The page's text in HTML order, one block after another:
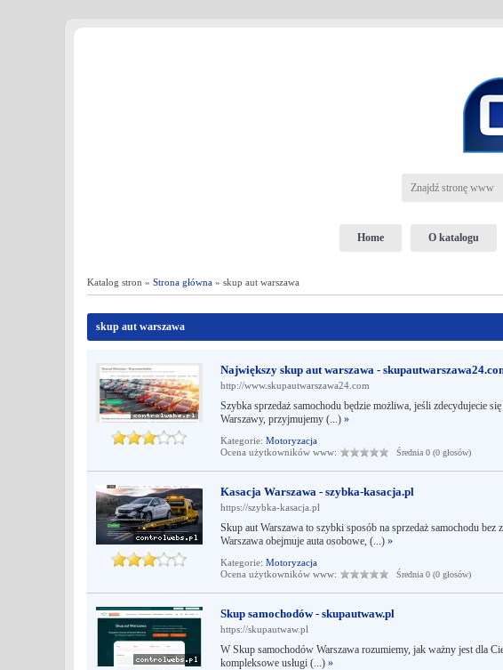
Home O katalogu
Katalog stron » Strona główna » skup aut warszawa
skup aut warszawa
Największy skup aut warszawa -
http://www.skupautwarszawa24.com
Szybka sprzedaż samochodu będzie możliwa, jeśli zdecydujecie
Warszawy, przyjmujemy (...) »
Kategorie: Motoryzacja
Ocena użytkowników www:
Średnia 0 (0 głosów)
Kasacja Warszawa - szybka-kasacja.pl
https://szybka-kasacja.pl
Skup aut Warszawa to szybki sposób na sprzedaż samochodu
Warszawa obejmuje auta osobowe, (...) »
Kategorie: Motoryzacja
Ocena użytkowników www:
Średnia 0 (0 głosów)
Skup samochodów - skupautwaw.pl
https://skupautwaw.pl
W Skup samochodów Warszawa rozumiemy, jak ważny jest dla
kompleksowe usługi (...) »